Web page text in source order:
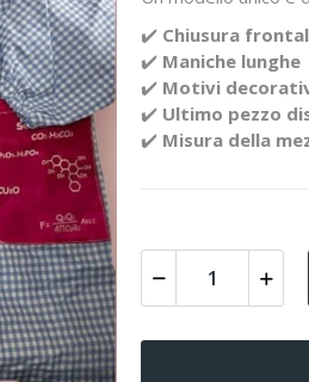
✔️ Chiusura
✔️ Maniche lunghe
✔️ Motivi
✔️ Ultimo pezzo
✔️ Misura della